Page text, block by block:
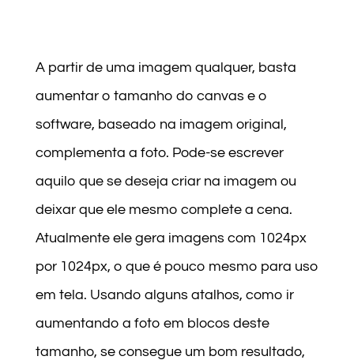
A partir de uma imagem qualquer, basta
aumentar o tamanho do canvas e o
software, baseado na imagem original,
complementa a foto. Pode-se escrever
aquilo que se deseja criar na imagem ou
deixar que ele mesmo complete a cena.
Atualmente ele gera imagens com 1024px
por 1024px, o que é pouco mesmo para uso
em tela. Usando alguns atalhos, como ir
aumentando a foto em blocos deste
tamanho, se consegue um bom resultado,